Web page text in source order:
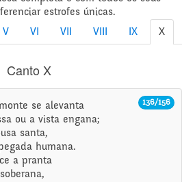
estrofes únicas.
V VI VII VIII IX X
Canto X
136/156
se alevanta
ou a vista engana;
santa,
humana.
a pranta